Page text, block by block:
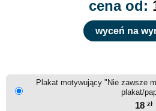
cena od:
wyceń na
Plakat motywujący "Nie zawsze
plakat/
18 zł